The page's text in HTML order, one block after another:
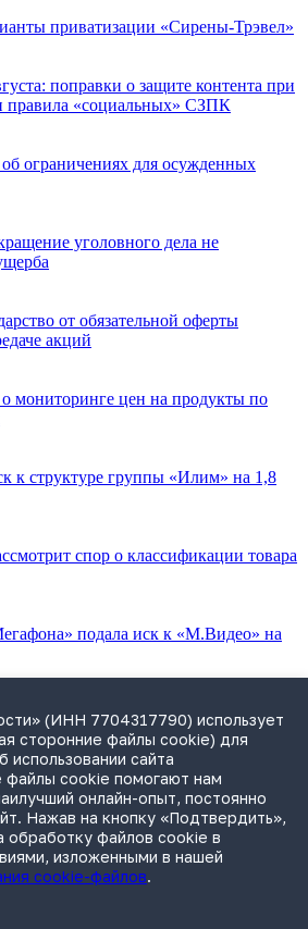
приватизации «Сирены-Трэвел»
поправки о защите контента при
правила «социальных» СЗПК
ограничениях для осужденных
уголовного дела не
от обязательной оферты
акций
мониторинге цен на продукты по
к структуре группы «Илим» на 1,8
спор о классификации товара
подала иск к «М.Видео» на
на систему управления
«Яндекса»
иски российской «дочки»
Санкт-Петербурга «Вертикаль» ИНН 7841290773
(ИНН 7704317790) использует
сторонние файлы cookie) для
сайта
файлы cookie помогают нам
онлайн-опыт, постоянно
Нажав на кнопку «Подтвердить»,
обработку файлов cookie в
изложенными в нашей
cookie-файлов.